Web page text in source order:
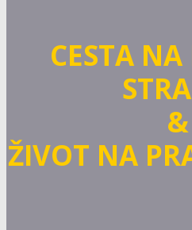
CESTA
&
ŽIVOT NA